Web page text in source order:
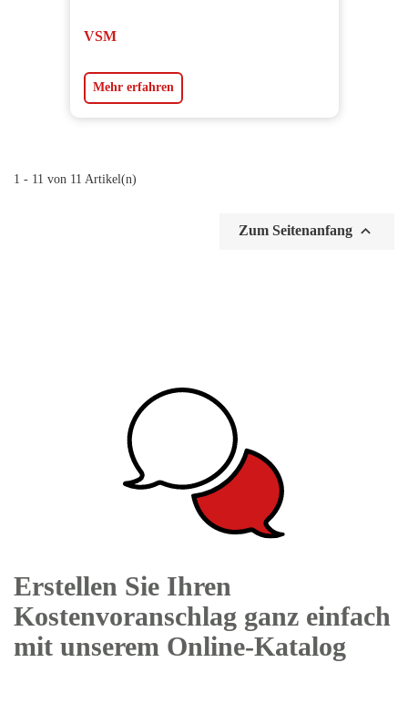
VSM
Mehr erfahren
1 - 11 von 11 Artikel(n)
Zum Seitenanfang 
Erstellen Sie Ihren
Kostenvoranschlag ganz einfach
mit unserem Online-Katalog